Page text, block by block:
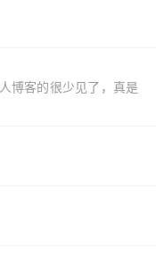
博客的很少见了，真是